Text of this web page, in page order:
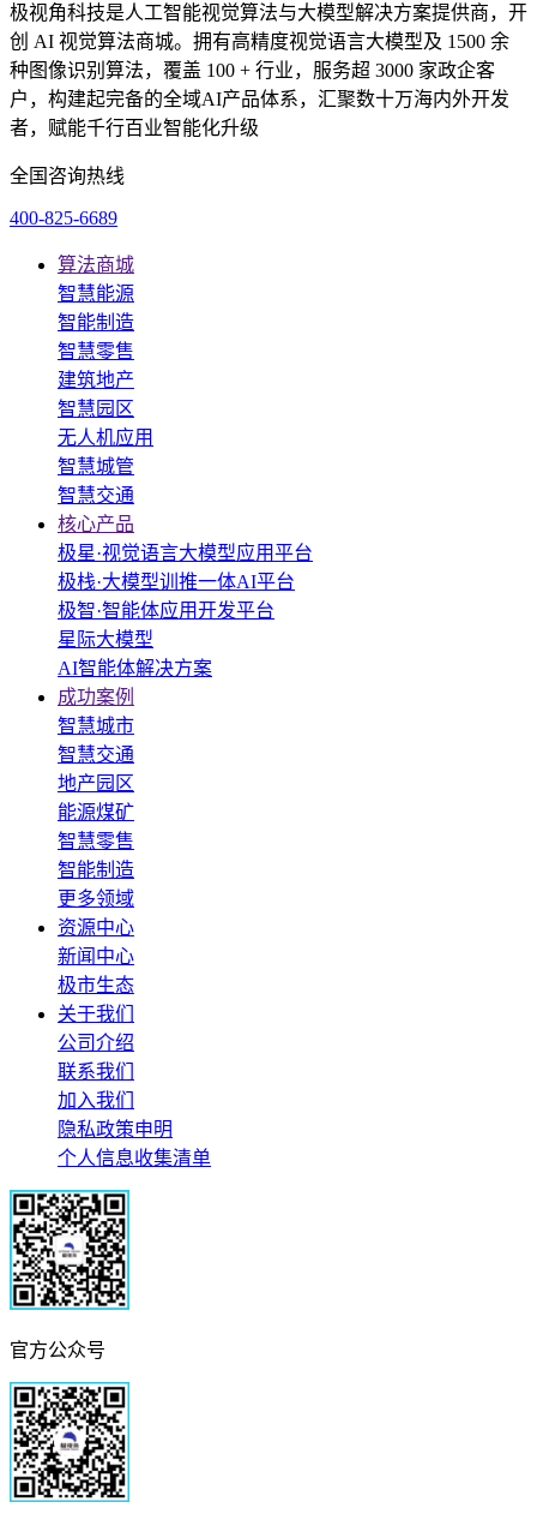
极视角科技是人工智能视觉算法与大模型解决方案提供商，开
创 AI 视觉算法商城。拥有高精度视觉语言大模型及 1500 余
种图像识别算法，覆盖 100 + 行业，服务超 3000 家政企客
户，构建起完备的全域AI产品体系，汇聚数十万海内外开发
者，赋能千行百业智能化升级
全国咨询热线
400-825-6689
算法商城
智慧能源
智能制造
智慧零售
建筑地产
智慧园区
无人机应用
智慧城管
智慧交通
核心产品
极星·视觉语言大模型应用平台
极栈·大模型训推一体AI平台
极智·智能体应用开发平台
星际大模型
AI智能体解决方案
成功案例
智慧城市
智慧交通
地产园区
能源煤矿
智慧零售
智能制造
更多领域
资源中心
新闻中心
极市生态
关于我们
公司介绍
联系我们
加入我们
隐私政策申明
个人信息收集清单
官方公众号